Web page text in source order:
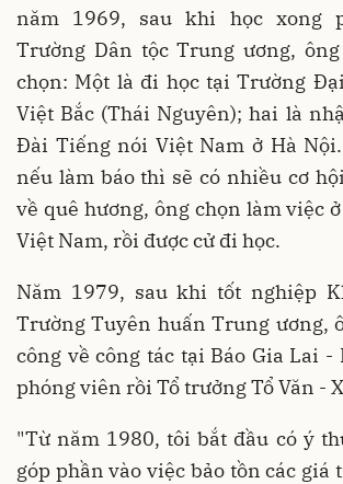
năm 1969, sau khi học xong
Trường Dân tộc Trung ương,
chọn: Một là đi học tại Trường
Việt Bắc (Thái Nguyên); hai là
Ðài Tiếng nói Việt Nam ở Hà
nếu làm báo thì sẽ có nhiều cơ
về quê hương, ông chọn làm việc
Việt Nam, rồi được cử đi học.
Năm 1979, sau khi tốt nghiệp
Trường Tuyên huấn Trung ương,
công về công tác tại Báo Gia Lai
phóng viên rồi Tổ trưởng Tổ Văn -
"Từ năm 1980, tôi bắt đầu có ý
góp phần vào việc bảo tồn các giá